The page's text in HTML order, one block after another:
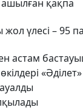
қақпа
үлесі – 95
астам
«Әділет»